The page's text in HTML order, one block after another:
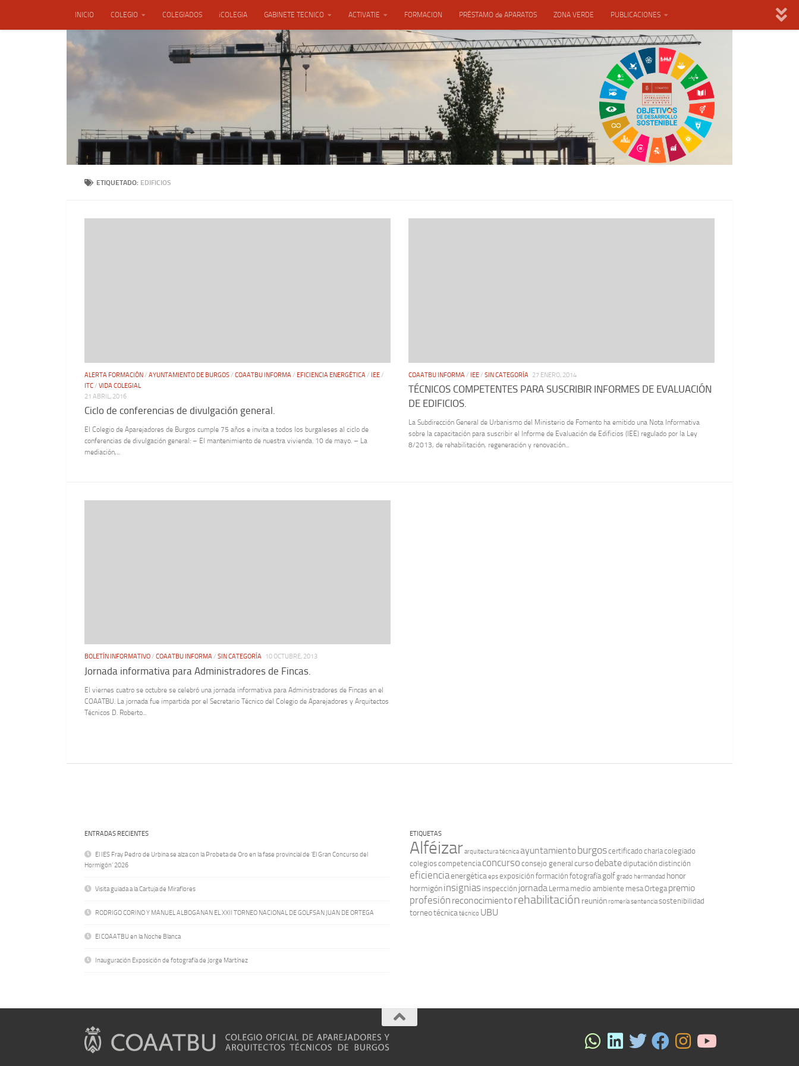
INICIO COLEGIO COLEGIADOS iCOLEGIA GABINETE TECNICO ACTIVATIE FORMACION PRÉSTAMO de APARATOS ZONA VERDE PUBLICACIONES
ENSACON, S.L.
ETIQUETADO: EDIFICIOS
ALERTA FORMACIÓN/ AYUNTAMIENTO DE BURGOS/ COAATBU INFORMA/ EFICIENCIA ENERGÉTICA/ IEE/
ITC/ VIDA COLEGIAL
21 ABRIL, 2016
Ciclo de conferencias de divulgación general.
El Colegio de Aparejadores de Burgos cumple 75 años e invita a todos los burgaleses al ciclo de
conferencias de divulgación general: – El mantenimiento de nuestra vivienda. 10 de mayo. – La
mediación,...
COAATBU INFORMA/ IEE/ SIN CATEGORÍA 27 ENERO, 2014
TÉCNICOS COMPETENTES PARA SUSCRIBIR INFORMES DE EVALUACIÓN
DE EDIFICIOS.
La Subdirección General de Urbanismo del Ministerio de Fomento ha emitido una Nota Informativa
sobre la capacitación para suscribir el Informe de Evaluación de Edificios (IEE) regulado por la Ley
8/2013, de rehabilitación, regeneración y renovación...
BOLETÍN INFORMATIVO/ COAATBU INFORMA/ SIN CATEGORÍA 10 OCTUBRE, 2013
Jornada informativa para Administradores de Fincas.
El viernes cuatro se octubre se celebró una jornada informativa para Administradores de Fincas en el
COAATBU. La jornada fue impartida por el Secretario Técnico del Colegio de Aparejadores y Arquitectos
Técnicos D. Roberto...
ENTRADAS RECIENTES
El IES Fray Pedro de Urbina se alza con la Probeta de Oro en la fase provincial de ‘El Gran Concurso del
Hormigón’ 2026
Visita guiada a la Cartuja de Miraflores
RODRIGO CORINO Y MANUEL ALBOGANAN EL XXII TORNEO NACIONAL DE GOLFSAN JUAN DE ORTEGA
El COAATBU en la Noche Blanca
Inauguración Exposición de fotografía de Jorge Martínez
ETIQUETAS
Alféizararquitectura técnicaayuntamientoburgoscertificado charlacolegiado
colegioscompetencia concurso consejo general cursodebatediputación distinción
eficienciaenergéticaepsexposición formación fotografía golfgradohermandad honor
hormigóninsignias inspección jornada Lerma medio ambiente mesaOrtega premio
profesión reconocimientorehabilitación reuniónromeríasentenciasostenibilidad
torneotécnicatécnico UBU